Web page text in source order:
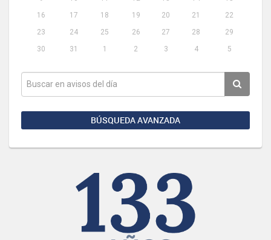
16
17 18 19 20 21
22
23
24 25 26 27 28
29
30
31 1 2 3 4 5
BÚSQUEDA AVANZADA